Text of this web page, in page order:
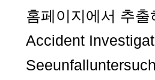
홈페이지에서 추
Accident